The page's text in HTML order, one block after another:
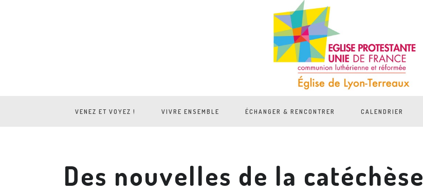
VENEZ ET VOYEZ ! VIVRE ENSEMBLE ÉCHANGER & RENCONTRER CALENDRIER
Des nouvelles de la catéchèse